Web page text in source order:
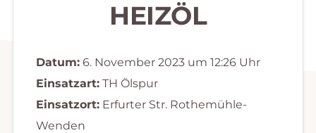
HEIZÖL
Datum:6. November 2023 um 12:26 Uhr
Einsatzart:TH Ölspur
Einsatzort:Erfurter Str. Rothemühle-
Wenden